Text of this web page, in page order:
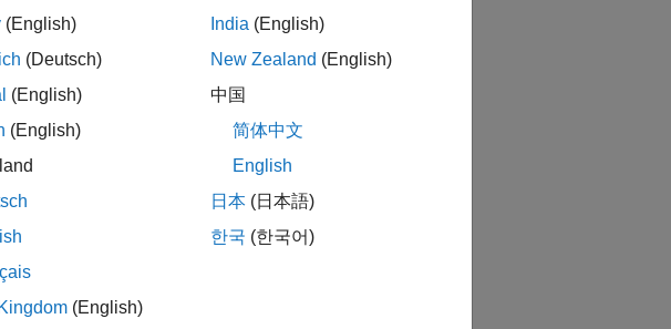
(English)
(Deutsch)
(English)
(English)
(English)
India (English)
New Zealand (English)
中国
简体中文
English
日本 (日本語)
한국 (한국어)